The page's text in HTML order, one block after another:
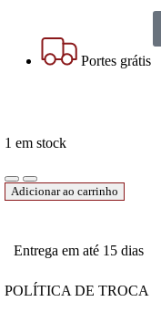
Portes grátis
1 em stock
Adicionar ao carrinho
Entrega em até 15 dias
POLÍTICA DE TROCA